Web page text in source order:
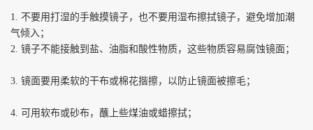
1. 不要用打湿的手触摸镜子，也不要用湿布擦拭镜子，避免增加潮
气倾入；
2. 镜子不能接触到盐、油脂和酸性物质，这些物质容易腐蚀镜面；
3. 镜面要用柔软的干布或棉花揩擦，以防止镜面被擦毛；
4. 可用软布或砂布，蘸上些煤油或蜡擦拭；